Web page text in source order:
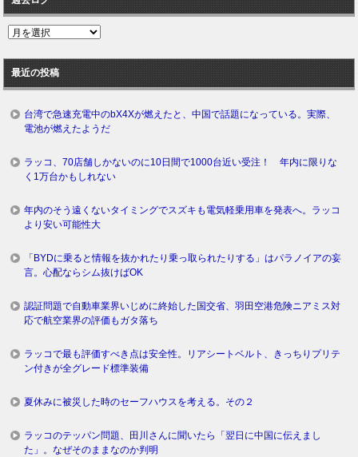
過
ロ
グ
最近の投稿
台湾で急速充電中のbX4Xが燃えたと、中国で話題になっている。実際、
電池が燃えたようだ
ラッコ、70店舗しかないのに10日間で1000台近い受注！ 年内に限りな
く1万台かもしれない
年内のそう遠くないタイミングでスズキも電気軽乗用車を発表へ。ラッコ
より安い可能性大
「BYDに乗ると情報を抜かれたり乗っ取られたりする」はパラノイアの妄
言。心配ならシム抜けばOK
認証問題で自動車業界いじめに終始した国交省、羽田空港危険ニアミス対
応で航空業界の評価もガタ落ち
ラッコで最も評価すべき点は安全性。リアシートベルト、きっちりプリテ
ン付きが全グレード標準装備
夏休みに被災した時のセーフハウスを考える。その２
ラッコのテッパン問題、田川さんに聞いたら「翌日に中国に伝えまし
た」。なぜそのままなのか判明